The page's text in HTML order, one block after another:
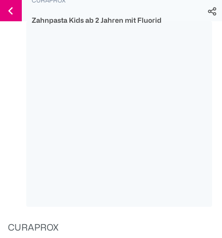
150 Ös
300 Ös
500 Ös
Weiter
zum
Zahnpasta Kids ab 2 Jahren mit Fluorid
CURAPROX